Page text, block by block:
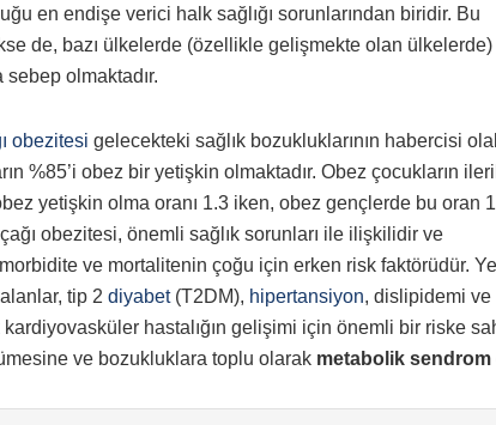
en endişe verici halk sağlığı sorunlarından biridir. Bu
de, bazı ülkelerde (özellikle gelişmekte olan ülkelerde)
olmaktadır.
obezitesi gelecekteki sağlık bozukluklarının habercisi
%85’i obez bir yetişkin olmaktadır. Obez çocukların
yetişkin olma oranı 1.3 iken, obez gençlerde bu oran
obezitesi, önemli sağlık sorunları ile ilişkilidir ve
ve mortalitenin çoğu için erken risk faktörüdür.
tip 2 diyabet(T2DM), hipertansiyon, dislipidemi ve
kardiyovasküler hastalığın gelişimi için önemli bir riske
ve bozukluklara toplu olarak metabolik sendrom